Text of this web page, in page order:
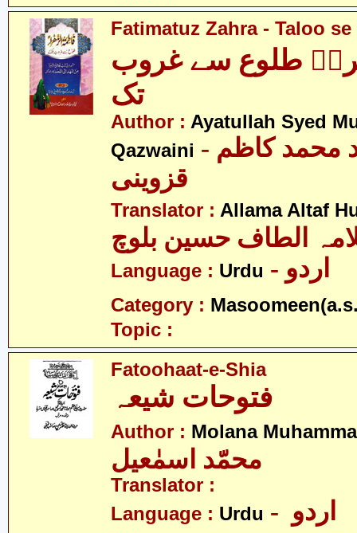
Fatimatuz Zahra - Taloo
طلوع سے غروب
تک
Author : Ayatullah Syed
Qazwaini - آیت اللہ سید محمد کاظم
قزوینی
Translator : Allama Altaf
الطاف حسین بلوچ
Language : Urdu - اردو
Category :
Topic :
Fatoohaat-e-Shia
فتوحات شیعہ
Author : Molana
محمّد اسمٰعیل
Translator :
Language : Urdu